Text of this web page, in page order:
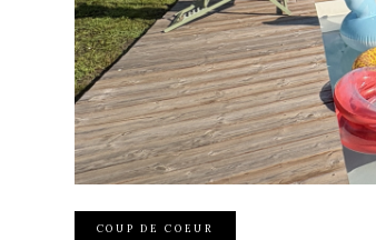
COUP DE COEUR